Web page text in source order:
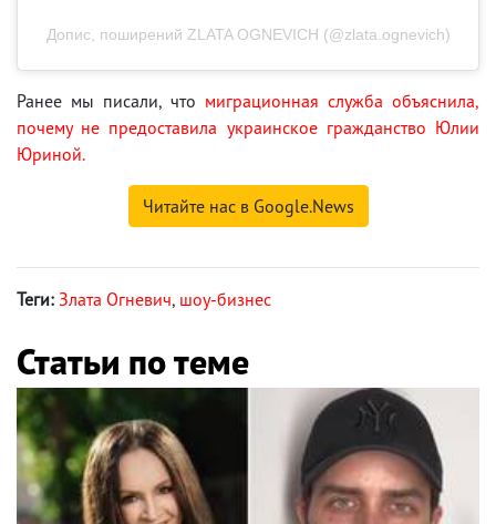
Допис, поширений ZLATA OGNEVICH (@zlata.ognevich)
Ранее мы писали, что миграционная служба объяснила,
почему не предоставила украинское гражданство Юлии
Юриной.
Читайте нас в Google.News
Теги: Злата Огневич, шоу-бизнес
Статьи по теме